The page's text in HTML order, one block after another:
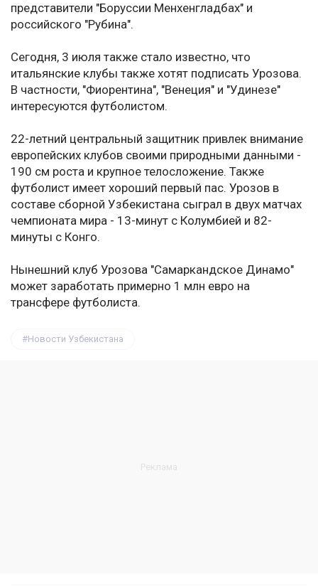
представители "Боруссии Менхенгладбах" и
российского "Рубина".
Сегодня, 3 июля также стало известно, что
итальянские клубы также хотят подписать Урозова.
В частности, "Фиорентина", "Венеция" и "Удинезе"
интересуются футболистом.
22-летний центральный защитник привлек внимание
европейских клубов своими природными данными -
190 см роста и крупное телосложение. Также
футболист имеет хороший первый пас. Урозов в
составе сборной Узбекистана сыграл в двух матчах
чемпионата мира - 13-минут с Колумбией и 82-
минуты с Конго.
Нынешний клуб Урозова "Самаркандское Динамо"
может заработать примерно 1 млн евро на
трансфере футболиста.
Новости Узбекистана